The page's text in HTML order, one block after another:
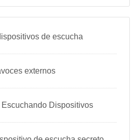
de escucha
externos
Dispositivos